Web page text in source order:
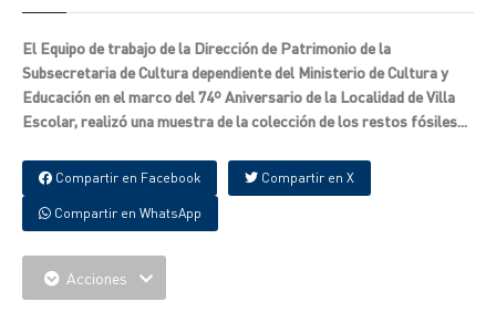
El Equipo de trabajo de la Dirección de Patrimonio de la
Subsecretaria de Cultura dependiente del Ministerio de Cultura y
Educación en el marco del 74º Aniversario de la Localidad de Villa
Escolar, realizó una muestra de la colección de los restos fósiles...
Compartir en Facebook Compartir en X
Compartir en WhatsApp
Acciones